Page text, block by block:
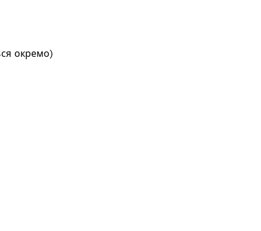
окремо)